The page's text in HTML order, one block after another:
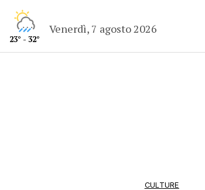
23° - 32°
Venerdì, 7 agosto 2026
CULTURE